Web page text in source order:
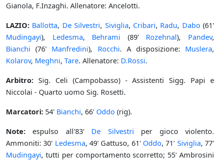
Gianola, F.Inzaghi. Allenatore: Ancelotti.
LAZIO: Ballotta, De Silvestri, Siviglia, Cribari, Radu, Dabo (61'
Mudingayi), Ledesma, Behrami (89' Rozehnal), Pandev,
Bianchi (76' Manfredini), Rocchi. A disposizione: Muslera,
Kolarov, Meghni, Tare. Allenatore: D.Rossi.
Arbitro: Sig. Celi (Campobasso) - Assistenti Sigg. Papi e
Niccolai - Quarto uomo Sig. Rosetti.
Marcatori: 54' Bianchi, 66' Oddo (rig).
Note: espulso all'83' De Silvestri per gioco violento.
Ammoniti: 30' Ledesma, 49' Gattuso, 61' Oddo, 71' Siviglia, 77'
Mudingayi, tutti per comportamento scorretto; 55' Ambrosini